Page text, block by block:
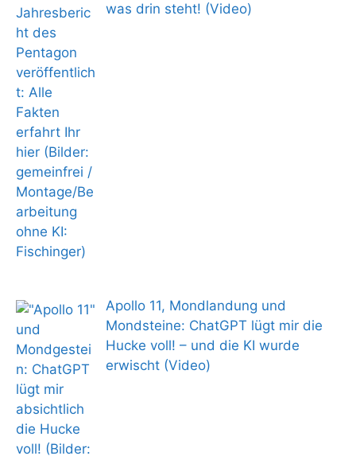
was drin steht! (Video)
Apollo 11, Mondlandung und
Mondsteine: ChatGPT lügt mir die
Hucke voll! – und die KI wurde
erwischt (Video)